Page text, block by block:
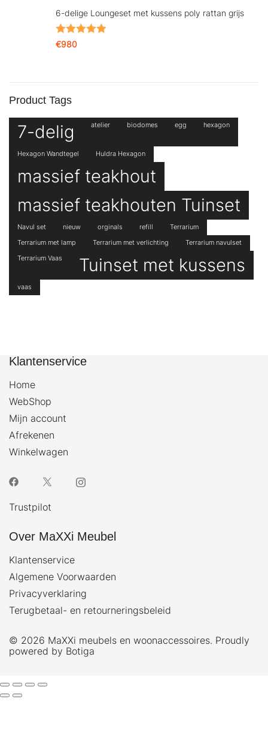
6-delige Loungeset met kussens poly rattan grijs
Gewaardeerd
€980
Product Tags
7-delig atelier biodomes egg hexagon
Hexagon Wandtegel Huldra Hexagon
massief teakhout
massief teakhouten Tuinset
Navul set nieuw orginals refill
Terrarium
Terrarium met lamp
Terrarium met verlichting
Terrarium navulset
Terrarium Vaas
Tuinset met kussens
vaas
Klantenservice
Home
WebShop
Mijn account
Afrekenen
Winkelwagen
Trustpilot
Over MaXXi Meubel
Klantenservice
Algemene Voorwaarden
Privacyverklaring
Terugbetaal- en retourneringsbeleid
© 2026 MaXXi meubels en woonaccessoires. Proudly
powered by Botiga